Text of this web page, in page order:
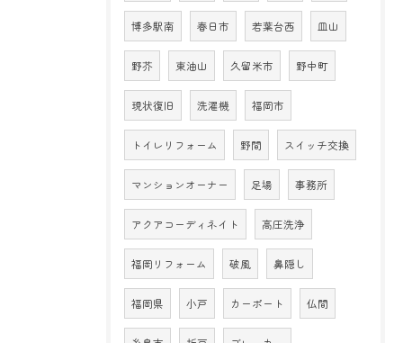
博多駅南 春日市 若葉台西 皿山
野芥 東油山 久留米市 野中町
現状復旧 洗濯機 福岡市
トイレリフォーム 野間 スイッチ交換
マンションオーナー 足場 事務所
アクアコーディネイト 高圧洗浄
福岡リフォーム 破風 鼻隠し
福岡県 小戸 カーポート 仏間